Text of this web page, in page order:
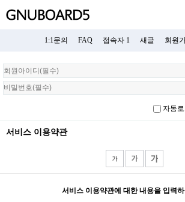
1:1문의 FAQ 접속자 1 새글 회원
회
원
로
자동
서비스 이용약관
서비스 이용약관에 대한 내용을 입력